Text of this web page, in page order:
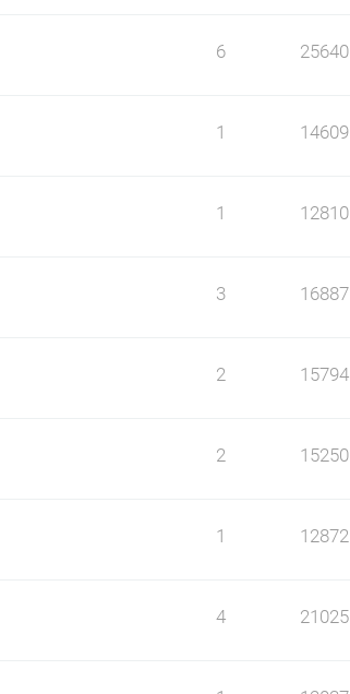
6 25640
1 14609
1 12810
3 16887
2 15794
2 15250
1 12872
4 21025